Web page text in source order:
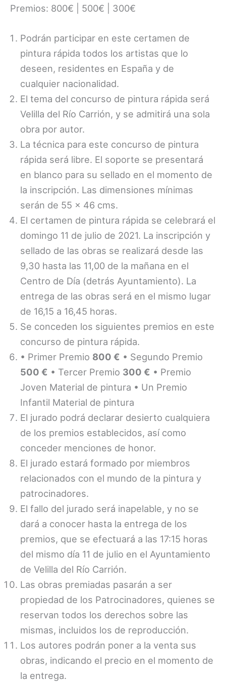
Premios: 800€ | 500€ | 300€
Podrán participar en este certamen de
pintura rápida todos los artistas que lo
deseen, residentes en España y de
cualquier nacionalidad.
El tema del concurso de pintura rápida será
Velilla del Río Carrión, y se admitirá una sola
obra por autor.
La técnica para este concurso de pintura
rápida será libre. El soporte se presentará
en blanco para su sellado en el momento de
la inscripción. Las dimensiones mínimas
serán de 55 x 46 cms.
El certamen de pintura rápida se celebrará el
domingo 11 de julio de 2021. La inscripción y
sellado de las obras se realizará desde las
9,30 hasta las 11,00 de la mañana en el
Centro de Día (detrás Ayuntamiento). La
entrega de las obras será en el mismo lugar
de 16,15 a 16,45 horas.
Se conceden los siguientes premios en este
concurso de pintura rápida.
• Primer Premio 800 € • Segundo Premio
500 € • Tercer Premio 300 € • Premio
Joven Material de pintura • Un Premio
Infantil Material de pintura
El jurado podrá declarar desierto cualquiera
de los premios establecidos, así como
conceder menciones de honor.
El jurado estará formado por miembros
relacionados con el mundo de la pintura y
patrocinadores.
El fallo del jurado será inapelable, y no se
dará a conocer hasta la entrega de los
premios, que se efectuará a las 17:15 horas
del mismo día 11 de julio en el Ayuntamiento
de Velilla del Río Carrión.
Las obras premiadas pasarán a ser
propiedad de los Patrocinadores, quienes se
reservan todos los derechos sobre las
mismas, incluidos los de reproducción.
Los autores podrán poner a la venta sus
obras, indicando el precio en el momento de
la entrega.